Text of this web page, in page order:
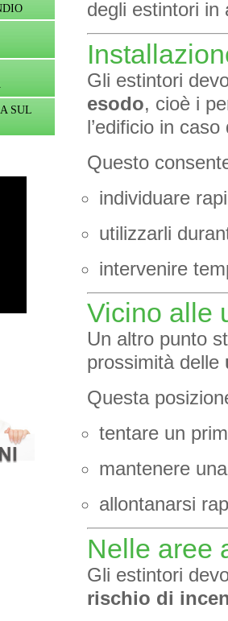
SUL
degli estintori in
Gli estintori
esodo, cioè i
l’edificio in
Questo
individuare
utilizzarli
intervenire
Vicino alle
Un altro punto
prossimità delle
Questa
tentare un
mantenere
allontanarsi
Nelle aree
Gli estintori
rischio di